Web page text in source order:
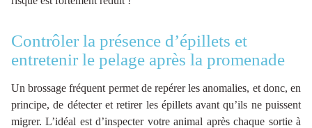
Contrôler la présence d’épillets et
entretenir le pelage après la promenade
Un brossage fréquent permet de repérer les anomalies, et donc, en
principe, de détecter et retirer les épillets avant qu’ils ne puissent
migrer. L’idéal est d’inspecter votre animal après chaque sortie à